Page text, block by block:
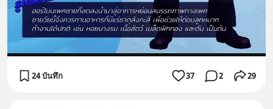
24 บันทึก 37 2 29